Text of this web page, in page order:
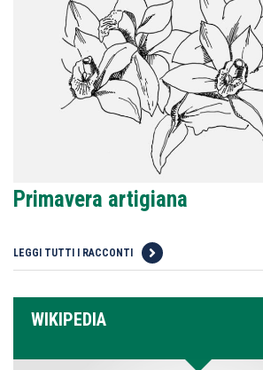
Primavera artigiana
LEGGI TUTTI I RACCONTI
WIKIPEDIA